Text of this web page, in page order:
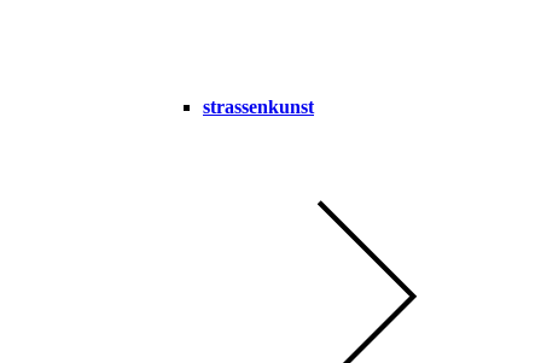
strassenkunst